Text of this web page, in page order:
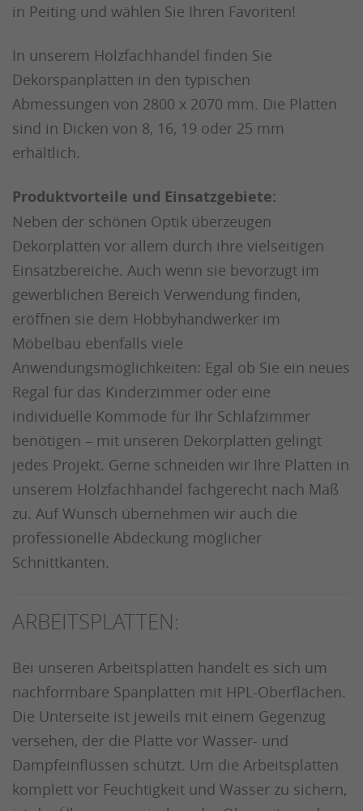
in Peiting und wählen Sie Ihren Favoriten!
In unserem Holzfachhandel finden Sie
Dekorspanplatten in den typischen
Abmessungen von 2800 x 2070 mm. Die Platten
sind in Dicken von 8, 16, 19 oder 25 mm
erhältlich.
Produktvorteile und Einsatzgebiete:
Neben der schönen Optik überzeugen
Dekorplatten vor allem durch ihre vielseitigen
Einsatzbereiche. Auch wenn sie bevorzugt im
gewerblichen Bereich Verwendung finden,
eröffnen sie dem Hobbyhandwerker im
Möbelbau ebenfalls viele
Anwendungsmöglichkeiten: Egal ob Sie ein neues
Regal für das Kinderzimmer oder eine
individuelle Kommode für Ihr Schlafzimmer
benötigen – mit unseren Dekorplatten gelingt
jedes Projekt. Gerne schneiden wir Ihre Platten in
unserem Holzfachhandel fachgerecht nach Maß
zu. Auf Wunsch übernehmen wir auch die
professionelle Abdeckung möglicher
Schnittkanten.
ARBEITSPLATTEN:
Bei unseren Arbeitsplatten handelt es sich um
nachformbare Spanplatten mit HPL-Oberflächen.
Die Unterseite ist jeweils mit einem Gegenzug
versehen, der die Platte vor Wasser- und
Dampfeinflüssen schützt. Um die Arbeitsplatten
komplett vor Feuchtigkeit und Wasser zu sichern,